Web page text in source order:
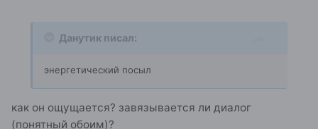
Данутик писал:
энергетический посыл
как он ощущается? завязывается ли диалог
(понятный обоим)?